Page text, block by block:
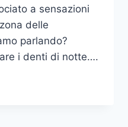
a sensazioni
delle
parlando?
i denti di notte….